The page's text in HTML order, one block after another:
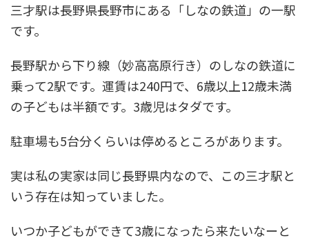
三才駅は長野県長野市にある「しなの鉄道」の一駅
です。
長野駅から下り線（妙高高原行き）のしなの鉄道に
乗って2駅です。運賃は240円で、6歳以上12歳未満
の子どもは半額です。3歳児はタダです。
駐車場も5台分くらいは停めるところがあります。
実は私の実家は同じ長野県内なので、この三才駅と
いう存在は知っていました。
いつか子どもができて3歳になったら来たいなーと